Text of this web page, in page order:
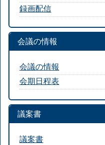
録画配信
会議の情報
会議の情報
会期日程表
議案書
議案書